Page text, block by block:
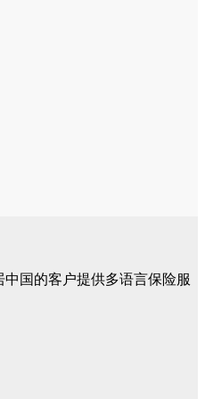
中国的客户提供多语言保险服